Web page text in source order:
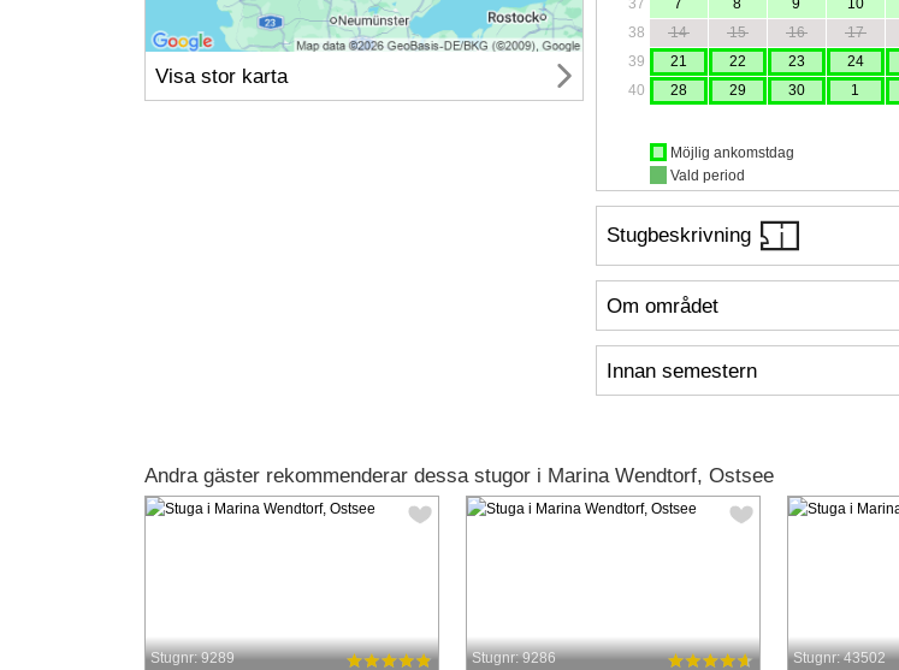
38
14 15 16 17
39
21 22 23 24
40
28 29 30 1
Möjlig ankomstdag
Vald period
Stugbeskrivning
Om området
Innan semestern
Visa stor karta
Andra gäster rekommenderar dessa stugor i Marina Wendtorf, Ostsee
Stugnr: 9289 Stugnr: 9286 Stugnr: 43502